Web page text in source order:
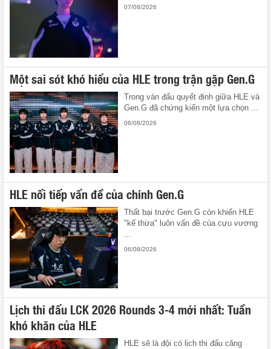
07/08/2026
Một sai sót khó hiểu của HLE trong trận gặp Gen.G
Trong ván đấu quyết định giữa HLE và
Gen.G đã chứng kiến một lựa chọn ...
06/08/2026
HLE nối tiếp vấn đề của chính Gen.G
Thất bại trước Gen.G còn khiến HLE
"kế thừa" luôn vấn đề của cựu vương
06/08/2026
Lịch thi đấu LCK 2026 Rounds 3-4 mới nhất: Tuần
khó khăn của HLE
HLE sẽ là đội có lịch thi đấu căng